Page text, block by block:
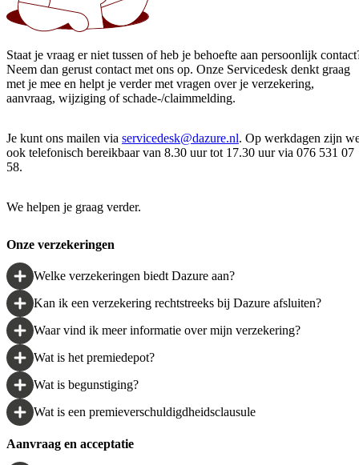
Staat je vraag er niet tussen of heb je behoefte aan persoonlijk
Neem dan gerust contact met ons op. Onze Servicedesk denkt graag
met je mee en helpt je verder met vragen over je verzekering,
aanvraag, wijziging of schade-/claimmelding.
Je kunt ons mailen via servicedesk@dazure.nl. Op werkdagen zijn
ook telefonisch bereikbaar van 8.30 uur tot 17.30 uur via 076 531 07
58.
We helpen je graag verder.
Onze verzekeringen
Welke verzekeringen biedt Dazure aan?
Kan ik een verzekering rechtstreeks bij Dazure afsluiten?
Waar vind ik meer informatie over mijn verzekering?
Wat is het premiedepot?
Wat is begunstiging?
Wat is een premieverschuldigdheidsclausule
Aanvraag en acceptatie